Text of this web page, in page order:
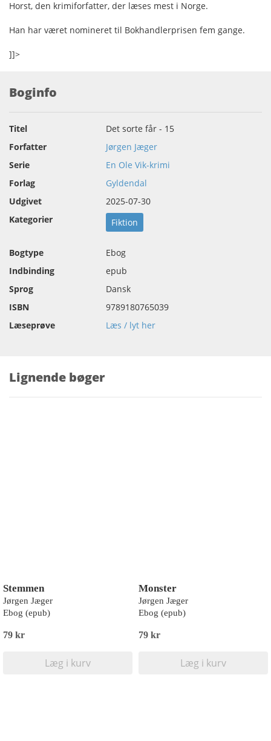
Horst, den krimiforfatter, der læses mest i Norge.
Han har været nomineret til Bokhandlerprisen fem gange.
]]>
Boginfo
Titel
Det sorte får - 15
Forfatter
Jørgen Jæger
Serie
En Ole Vik-krimi
Forlag
Gyldendal
Udgivet
2025-07-30
Kategorier
Fiktion
Bogtype
Ebog
Indbinding
epub
Sprog
Dansk
ISBN
9789180765039
Læseprøve
Læs / lyt her
Lignende bøger
Stemmen
Jørgen Jæger
Ebog (epub)
79 kr
Læg i kurv
Monster
Jørgen Jæger
Ebog (epub)
79 kr
Læg i kurv